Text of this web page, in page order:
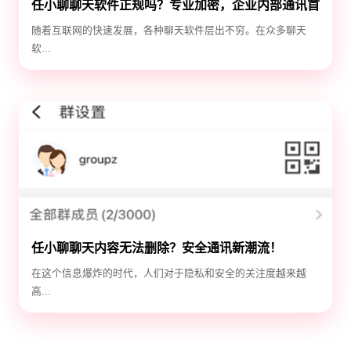
任小聊聊天软件正规吗？专业加密，企业内部通讯首
选！
随着互联网的快速发展，各种聊天软件层出不穷。在众多聊天
软...
任小聊聊天内容无法删除？安全通讯新潮流！
在这个信息爆炸的时代，人们对于隐私和安全的关注度越来越
高...